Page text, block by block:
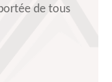
de tous